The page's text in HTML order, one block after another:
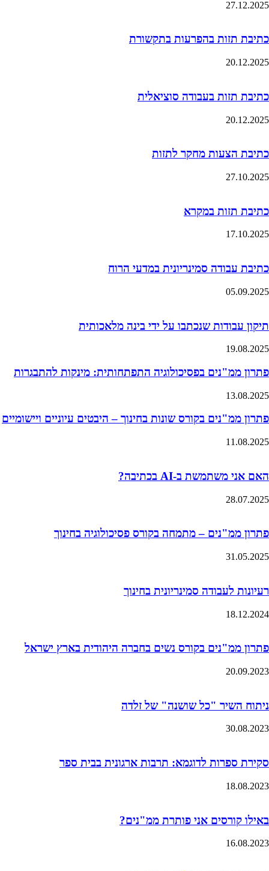
27.12.2025
כתיבת תזות בהפרעות בתקשורת
20.12.2025
כתיבת תזות בעבודה סוציאלית
20.12.2025
כתיבת הצעות מחקר לתזות
27.10.2025
כתיבת תזות במקרא
17.10.2025
כתיבת עבודה סמינריונית במדעי הרוח
05.09.2025
תיקון עבודות שנכתבו על ידי בינה מלאכותית
19.08.2025
פתרון ממ"נים בפסיכולוגיה התפתחותית: מינקות להתבגרות
13.08.2025
פתרון ממ"נים בקורס שונות בחינוך – היבטים עיוניים ויישומיים
11.08.2025
האם אני משתמשת ב-AI בכתיבה?
28.07.2025
פתרון ממ"נים – מתמחה בקורס פסיכולוגיה בחינוך
31.05.2025
רעיונות לעבודה סמינריונית בחינוך
18.12.2024
פתרון ממ"נים בקורס נשים בחברה היהודית בארץ ישראל
20.09.2023
ניתוח השיר "כל שושנה" של זלדה
30.08.2023
סקירת ספרות לדוגמא: תרבות ארגונית בבית ספר
18.08.2023
באילו קורסים אני פותרת ממ"נים?
16.08.2023